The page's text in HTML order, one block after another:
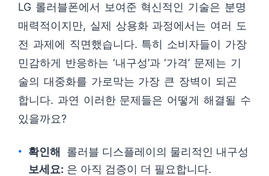
LG 롤러블폰에서 보여준 혁신적인 기술은 분명
매력적이지만, 실제 상용화 과정에서는 여러 도
전 과제에 직면했습니다. 특히 소비자들이 가장
민감하게 반응하는 ‘내구성’과 ‘가격’ 문제는 기
술의 대중화를 가로막는 가장 큰 장벽이 되곤
합니다. 과연 이러한 문제들은 어떻게 해결될 수
있을까요?
확인해
보세요:
롤러블 디스플레이의 물리적인 내구성
은 아직 검증이 더 필요합니다.